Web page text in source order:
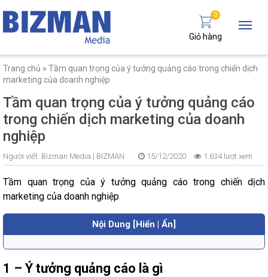
0
Giỏ hàng
Trang chủ » Tầm quan trọng của ý tưởng quảng cáo trong chiến dịch
marketing của doanh nghiệp
Tầm quan trọng của ý tưởng quảng cáo
trong chiến dịch marketing của doanh
nghiệp
Người viết: Bizman Media | BIZMAN 15/12/2020 1.634 lượt xem
Tầm quan trọng của ý tưởng quảng cáo trong chiến dịch
marketing của doanh nghiệp
Nội Dung [Hiển | Ẩn]
1 – Ý tưởng quảng cáo là gì